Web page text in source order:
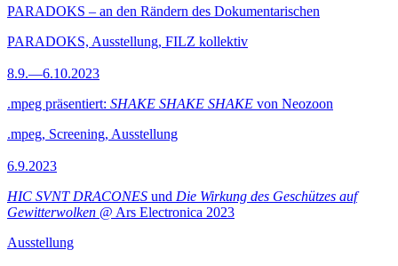
PARADOKS – an den Rändern des Dokumentarischen
PARADOKS, Ausstellung, FILZ kollektiv
8.9.—6.10.2023
.mpeg präsentiert: SHAKE SHAKE SHAKE von Neozoon
.mpeg, Screening, Ausstellung
6.9.2023
HIC SVNT DRACONES und Die Wirkung des Geschützes auf
Gewitterwolken @ Ars Electronica 2023
Ausstellung